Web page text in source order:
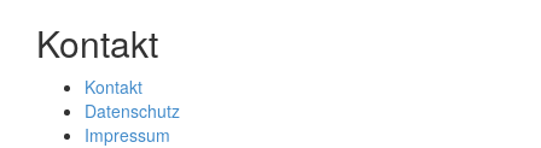
Kontakt
Kontakt
Datenschutz
Impressum